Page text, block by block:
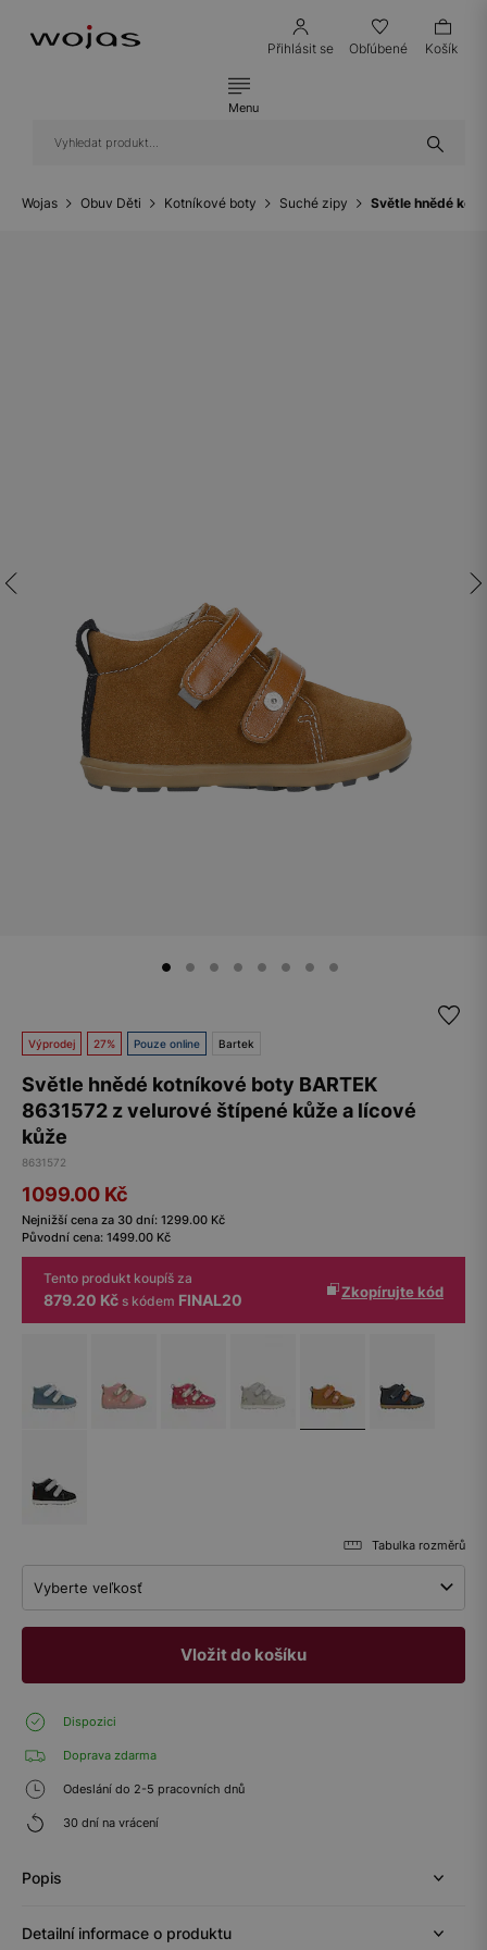
Přihlásit se Obľúbené Košík
Menu
Wojas Obuv Děti Kotníkové boty Suché zipy Světle hnědé
Výprodej 27% Pouze online Bartek
Světle hnědé kotníkové boty BARTEK
8631572 z velurové štípené kůže a lícové
kůže
8631572
1099.00 Kč
Nejnižší cena za 30 dní: 1299.00 Kč
Původní cena: 1499.00 Kč
Tento produkt koupíš za
879.20 Kč s kódem FINAL20 Zkopírujte kód
Tabulka rozměrů
Vyberte veľkosť
Vložit do košíku
Dispozici
Doprava zdarma
Odeslání do 2-5 pracovních dnů
30 dní na vrácení
Popis
Detailní informace o produktu